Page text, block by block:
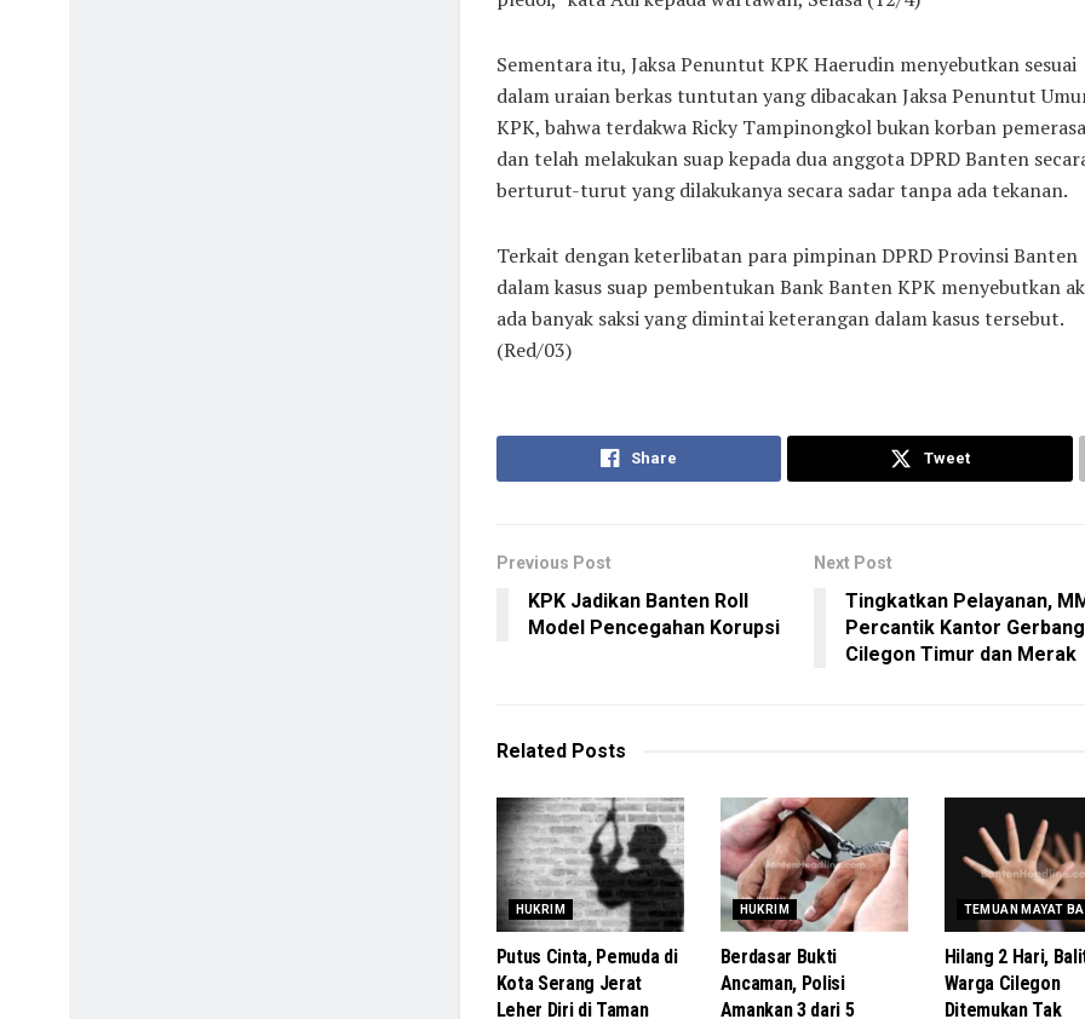
Sementara itu, Jaksa Penuntut KPK Haerudin menyebutkan sesuai
dalam uraian berkas tuntutan yang dibacakan Jaksa Penuntut
KPK, bahwa terdakwa Ricky Tampinongkol bukan korban
dan telah melakukan suap kepada dua anggota DPRD Banten
berturut-turut yang dilakukanya secara sadar tanpa ada tekanan.
Terkait dengan keterlibatan para pimpinan DPRD Provinsi Banten
dalam kasus suap pembentukan Bank Banten KPK menyebutkan
ada banyak saksi yang dimintai keterangan dalam kasus tersebut.
(Red/03)
Share Tweet
Previous Post
KPK Jadikan Banten Roll
Model Pencegahan Korupsi
Next Post
Tingkatkan Pelayanan,
Percantik Kantor Gerbang
Cilegon Timur dan Merak
Related Posts
HUKRIM
Putus Cinta, Pemuda di
Kota Serang Jerat
Leher Diri di Taman
HUKRIM
Berdasar Bukti
Ancaman, Polisi
Amankan 3 dari 5
TEMUAN MAYAT
Hilang 2 Hari,
Warga Cilegon
Ditemukan Tak